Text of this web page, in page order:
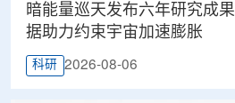
暗能量巡天发布六年研究成
据助力约束宇宙加速膨胀
科研 2026-08-06